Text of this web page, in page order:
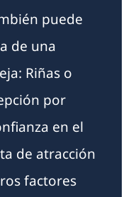
puede
de una
Riñas o
por
en el
de atracción
factores